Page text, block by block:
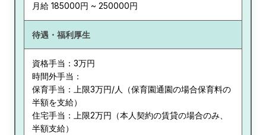
月給 185000円 ~ 250000円
待遇・福利厚生
資格手当：3万円
時間外手当：
保育手当：上限3万円/人（保育園通園の場合保育料の
半額を支給）
住宅手当：上限2万円（本人契約の賃貸の場合のみ、
半額支給）